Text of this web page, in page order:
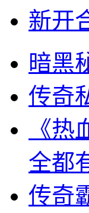
新开
暗黑
传奇
《
全都
传奇